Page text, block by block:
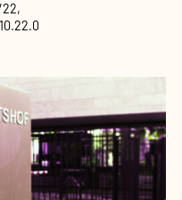
22,